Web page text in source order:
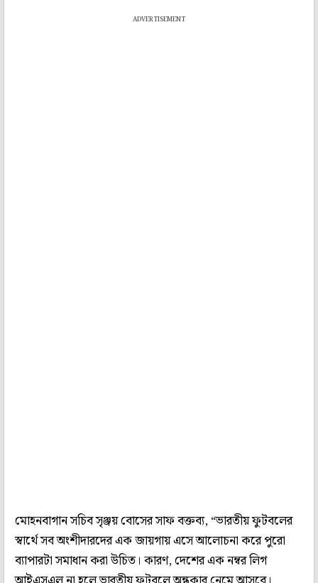
ADVERTISEMENT
মোহনবাগান সচিব সৃঞ্জয় বোসের সাফ বক্তব্য, “ভারতীয় ফুটবলের
স্বার্থে সব অংশীদারদের এক জায়গায় এসে আলোচনা করে পুরো
ব‍্যাপারটা সমাধান করা উচিত। কারণ, দেশের এক নম্বর লিগ